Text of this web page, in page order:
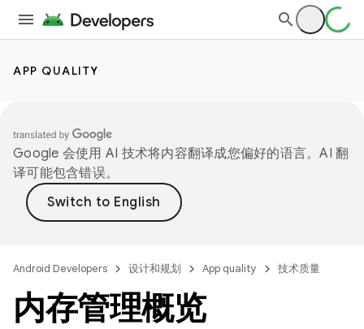
APP QUALITY
Google 会使用 AI 技术将内容翻译成您偏好的语言。AI 翻
译可能包含错误。
Android Developers 设计和规划 App quality 技术质量
内存管理概览